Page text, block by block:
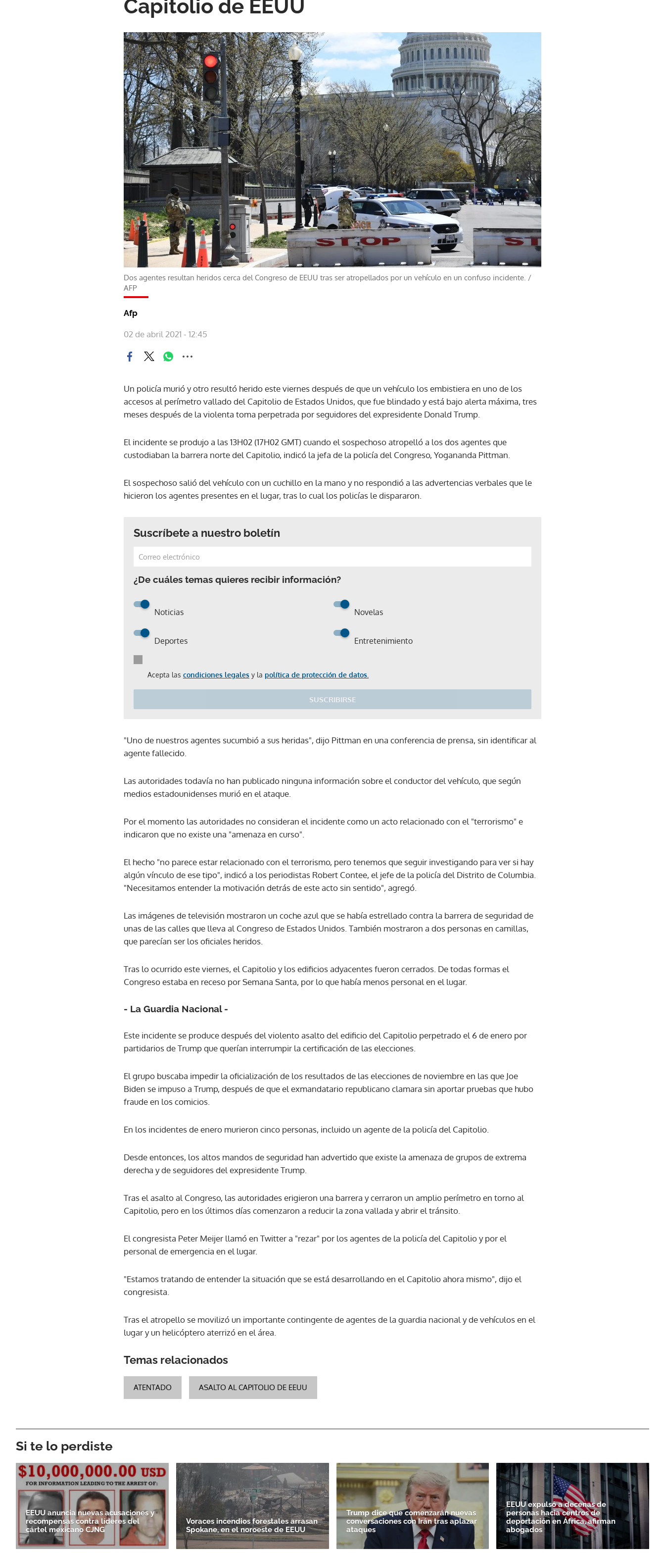
Capitolio de EEUU
Dos agentes resultan heridos cerca del Congreso de EEUU tras ser atropellados por un vehículo en un confuso incidente. /
AFP
Afp
02 de abril 2021 - 12:45
Un policía murió y otro resultó herido este viernes después de que un vehículo los embistiera en uno de los
accesos al perímetro vallado del Capitolio de Estados Unidos, que fue blindado y está bajo alerta máxima, tres
meses después de la violenta toma perpetrada por seguidores del expresidente Donald Trump.
El incidente se produjo a las 13H02 (17H02 GMT) cuando el sospechoso atropelló a los dos agentes que
custodiaban la barrera norte del Capitolio, indicó la jefa de la policía del Congreso, Yogananda Pittman.
El sospechoso salió del vehículo con un cuchillo en la mano y no respondió a las advertencias verbales que le
hicieron los agentes presentes en el lugar, tras lo cual los policías le dispararon.
Suscríbete a nuestro boletín
¿De cuáles temas quieres recibir información?
Noticias Novelas
Deportes Entretenimiento
Acepta las condiciones legales y la política de protección de datos.
SUSCRIBIRSE
Gracias por suscribirte a nuestro boletín.
ACEPTAR
"Uno de nuestros agentes sucumbió a sus heridas", dijo Pittman en una conferencia de prensa, sin identificar al
agente fallecido.
Las autoridades todavía no han publicado ninguna información sobre el conductor del vehículo, que según
medios estadounidenses murió en el ataque.
Por el momento las autoridades no consideran el incidente como un acto relacionado con el "terrorismo" e
indicaron que no existe una "amenaza en curso".
El hecho "no parece estar relacionado con el terrorismo, pero tenemos que seguir investigando para ver si hay
algún vínculo de ese tipo", indicó a los periodistas Robert Contee, el jefe de la policía del Distrito de Columbia.
"Necesitamos entender la motivación detrás de este acto sin sentido", agregó.
Las imágenes de televisión mostraron un coche azul que se había estrellado contra la barrera de seguridad de
unas de las calles que lleva al Congreso de Estados Unidos. También mostraron a dos personas en camillas,
que parecían ser los oficiales heridos.
Tras lo ocurrido este viernes, el Capitolio y los edificios adyacentes fueron cerrados. De todas formas el
Congreso estaba en receso por Semana Santa, por lo que había menos personal en el lugar.
- La Guardia Nacional -
Este incidente se produce después del violento asalto del edificio del Capitolio perpetrado el 6 de enero por
partidarios de Trump que querían interrumpir la certificación de las elecciones.
El grupo buscaba impedir la oficialización de los resultados de las elecciones de noviembre en las que Joe
Biden se impuso a Trump, después de que el exmandatario republicano clamara sin aportar pruebas que hubo
fraude en los comicios.
En los incidentes de enero murieron cinco personas, incluido un agente de la policía del Capitolio.
Desde entonces, los altos mandos de seguridad han advertido que existe la amenaza de grupos de extrema
derecha y de seguidores del expresidente Trump.
Tras el asalto al Congreso, las autoridades erigieron una barrera y cerraron un amplio perímetro en torno al
Capitolio, pero en los últimos días comenzaron a reducir la zona vallada y abrir el tránsito.
El congresista Peter Meijer llamó en Twitter a "rezar" por los agentes de la policía del Capitolio y por el
personal de emergencia en el lugar.
"Estamos tratando de entender la situación que se está desarrollando en el Capitolio ahora mismo", dijo el
congresista.
Tras el atropello se movilizó un importante contingente de agentes de la guardia nacional y de vehículos en el
lugar y un helicóptero aterrizó en el área.
Temas relacionados
ATENTADO ASALTO AL CAPITOLIO DE EEUU
Si te lo perdiste
EEUU anuncia nuevas acusaciones y
recompensas contra líderes del
cártel mexicano CJNG
Voraces incendios forestales arrasan
Spokane, en el noroeste de EEUU
Trump dice que comenzarán nuevas
conversaciones con Irán tras aplazar
ataques
EEUU expulsó a decenas de
personas hacia centros de
deportación en África, afirman
abogados